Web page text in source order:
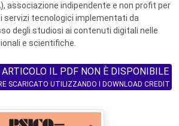
associazione indipendente e non profit per
servizi tecnologici implementati da
degli studiosi ai contenuti digitali nelle
e scientifiche.
ARTICOLO IL PDF NON È DISPONIBILE
SCARICATO UTILIZZANDO I DOWNLOAD CREDIT